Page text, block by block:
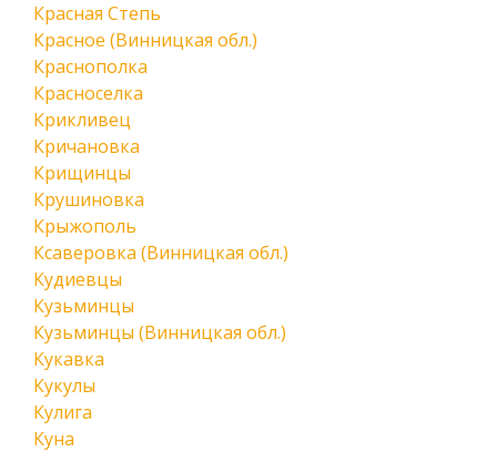
Красная Степь
Красное (Винницкая обл.)
Краснополка
Красноселка
Крикливец
Кричановка
Крищинцы
Крушиновка
Крыжополь
Ксаверовка (Винницкая обл.)
Кудиевцы
Кузьминцы
Кузьминцы (Винницкая обл.)
Кукавка
Кукулы
Кулига
Куна